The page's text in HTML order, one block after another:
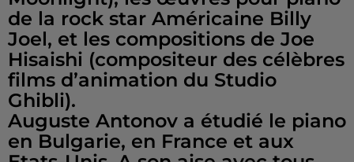
de la rock star Américaine Billy
Joel, et les compositions de Joe
Hisaishi (compositeur des célèbres
films d’animation du Studio
Ghibli).
Auguste Antonov a étudié le piano
en Bulgarie, en France et aux